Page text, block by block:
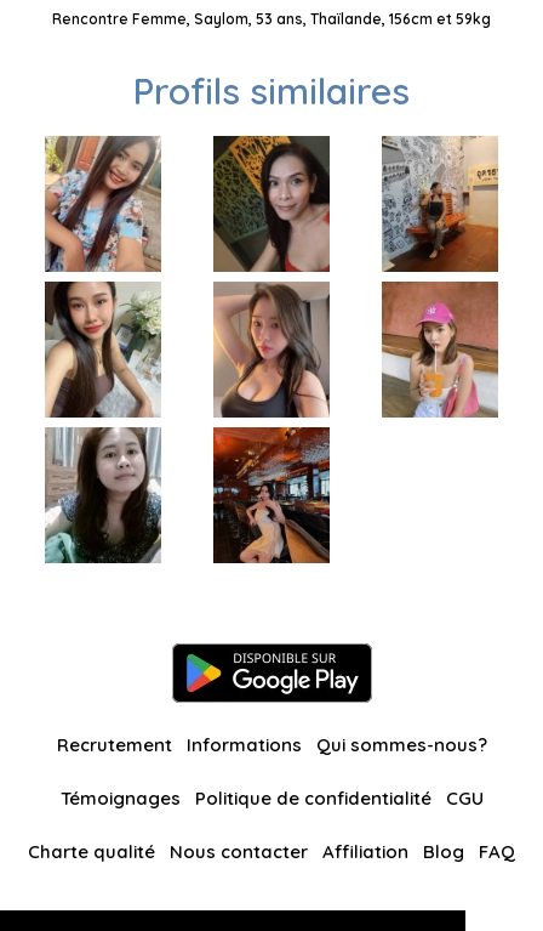
Rencontre Femme, Saylom, 53 ans, Thaïlande, 156cm et 59kg
Profils similaires
Recrutement Informations Qui sommes-nous?
Témoignages Politique de confidentialité CGU
Charte qualité Nous contacter Affiliation Blog FAQ